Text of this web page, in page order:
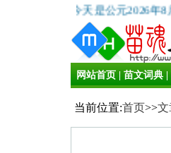
今天是公元2026年8
网站首页 苗文词典
当前位置:首页>>文